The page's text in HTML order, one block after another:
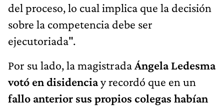
del proceso, lo cual implica que la decisión
sobre la competencia debe ser
ejecutoriada".
Por su lado, la magistradaÁngela Ledesma
votó en disidenciay recordó que en un
fallo anterior sus propios colegas habían